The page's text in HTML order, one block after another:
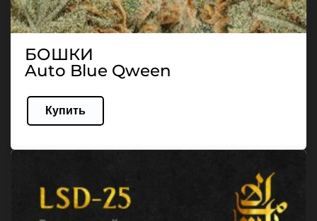
БОШКИ
Auto Blue Qween
Купить